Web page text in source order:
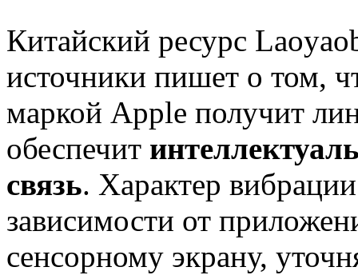
Китайский ресурс
источники пишет о том,
маркой Apple получит
обеспечит
связь. Характер
зависимости от
сенсорному экрану,